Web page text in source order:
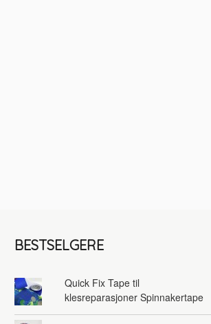
BESTSELGERE
Quick Fix Tape til
klesreparasjoner Spinnakertape